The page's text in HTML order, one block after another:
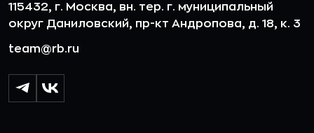
115432, г. Москва, вн. тер. г. муниципальный
округ Даниловский, пр-кт Андропова, д. 18, к. 3
team@rb.ru